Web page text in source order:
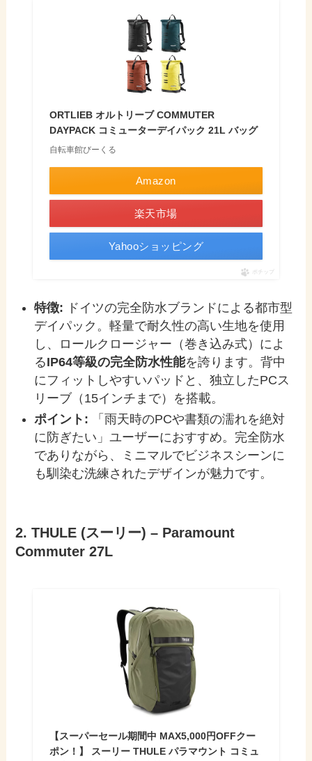
ORTLIEB オルトリーブ COMMUTER
DAYPACK コミューターデイパック 21L バッグ
自転車館びーくる
Amazon
楽天市場
Yahooショッピング
ポチップ
特徴: ドイツの完全防水ブランドによる都市型
デイパック。軽量で耐久性の高い生地を使用
し、ロールクロージャー（巻き込み式）によ
るIP64等級の完全防水性能を誇ります。背中
にフィットしやすいパッドと、独立したPCス
リーブ（15インチまで）を搭載。
ポイント: 「雨天時のPCや書類の濡れを絶対
に防ぎたい」ユーザーにおすすめ。完全防水
でありながら、ミニマルでビジネスシーンに
も馴染む洗練されたデザインが魅力です。
2. THULE (スーリー) – Paramount
Commuter 27L
【スーパーセール期間中 MAX5,000円OFFクー
ポン！】 スーリー THULE パラマウント コミュ